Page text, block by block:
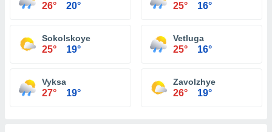
26° 20° 25° 16°
Sokolskoye
25° 19°
Vetluga
25° 16°
Vyksa
27° 19°
Zavolzhye
26° 19°